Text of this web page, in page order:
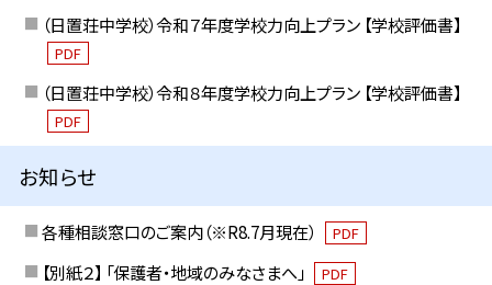
（日置荘中学校）令和７年度学校力向上プラン 【学校評価書】
PDF
（日置荘中学校）令和８年度学校力向上プラン 【学校評価書】
PDF
お知らせ
各種相談窓口のご案内（※R8.7月現在） PDF
【別紙２】 「保護者・地域のみなさまへ」 PDF